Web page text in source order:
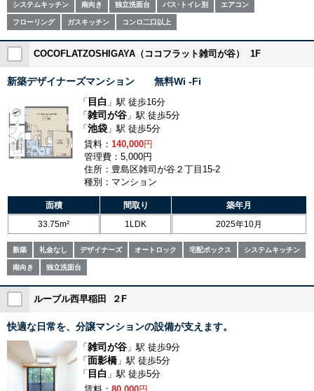
システムキッチン 南向き 独立洗面台 バス･トイレ別 エアコン
フローリング ガスキッチン コンロ二口以上
COCOFLATZOSHIGAYA（ココフラット雑司が谷） 1F
新築デザイナーズマンション 無料Wi -Fi
「 目白 」駅 徒歩16分
「 雑司が谷 」駅 徒歩5分
「 池袋 」駅 徒歩5分
賃料： 140,000円
管理費：5,000円
住所：豊島区雑司が谷２丁目15-2
種別：マンション
面積 間取り
築年月
33.75m²
1LDK 2025年10月
新築 礼金なし デザイナーズ オートロック 宅配ボックス システムキッチン
南向き 独立洗面台
ルーブル西早稲田 ２F
快適な日常を、分譲マンションの設備が支えます。
「 雑司が谷 」駅 徒歩9分
「 面影橋 」駅 徒歩5分
「 目白 」駅 徒歩5分